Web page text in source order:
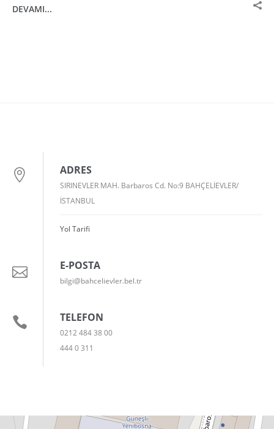
DEVAMI...
ADRES
SIRINEVLER MAH. Barbaros Cd. No:9 BAHÇELİEVLER/
İSTANBUL
Yol Tarifi
E-POSTA
bilgi@bahcelievler.bel.tr
TELEFON
0212 484 38 00
444 0 311